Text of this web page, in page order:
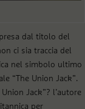
dal titolo del
ci sia traccia del
nel simbolo ultimo
“The Union Jack”.
Jack”? l’autore
per